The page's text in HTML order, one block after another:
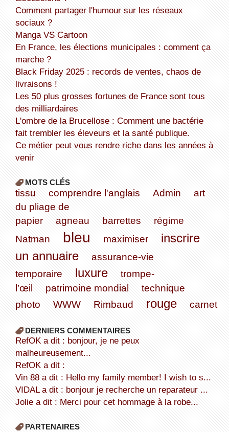
Comment partager l'humour sur les réseaux
sociaux ?
Manga VS Cartoon
En France, les élections municipales : comment ça
marche ?
Black Friday 2025 : records de ventes, chaos de
livraisons !
Les 50 plus grosses fortunes de France sont tous
des milliardaires
L'ombre de la Brucellose : Comment une bactérie
fait trembler les éleveurs et la santé publique.
Ce métier peut vous rendre riche dans les années à
venir
MOTS CLÉS
tissu comprendre l'anglais Admin
art
du pliage de
papier
agneau barrettes
régime
Natman
bleu maximiser
inscrire
un annuaire
assurance-vie
temporaire
luxure
trompe-
l’œil
patrimoine mondial
technique
photo
WWW Rimbaud rouge carnet
DERNIERS COMMENTAIRES
refOK a dit : bonjour, je ne peux
malheureusement...
refOK a dit :
Vin 88 a dit : Hello my family member! I wish to s...
VIDAL a dit : bonjour je recherche un reparateur ...
Jolie a dit : Merci pour cet hommage à la robe...
PARTENAIRES